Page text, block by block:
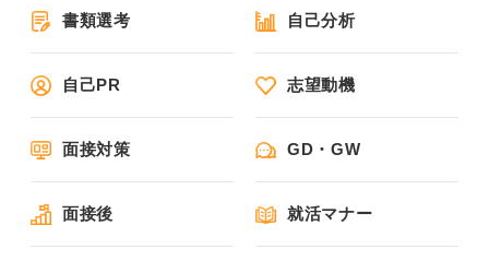
書類選考 自己分析
自己PR 志望動機
面接対策 GD・GW
面接後 就活マナー